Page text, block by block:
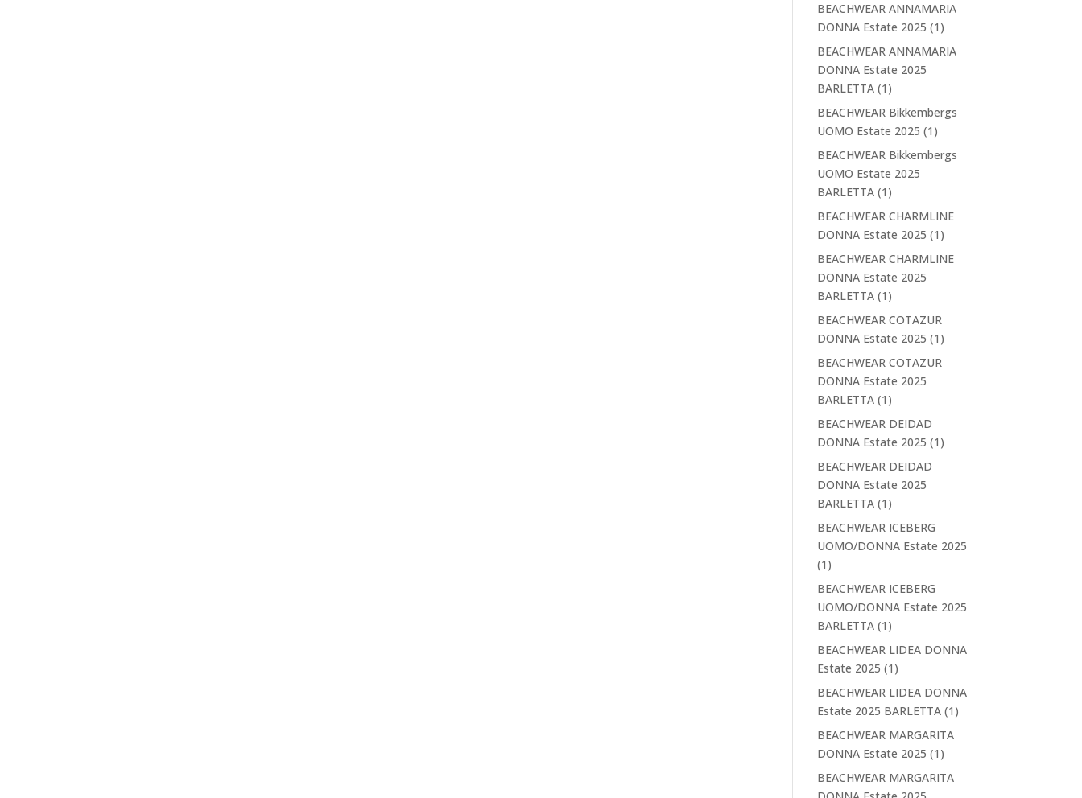
BEACHWEAR ANNAMARIA
DONNA Estate 2025 (1)
BEACHWEAR ANNAMARIA
DONNA Estate 2025
BARLETTA (1)
BEACHWEAR Bikkembergs
UOMO Estate 2025 (1)
BEACHWEAR Bikkembergs
UOMO Estate 2025
BARLETTA (1)
BEACHWEAR CHARMLINE
DONNA Estate 2025 (1)
BEACHWEAR CHARMLINE
DONNA Estate 2025
BARLETTA (1)
BEACHWEAR COTAZUR
DONNA Estate 2025 (1)
BEACHWEAR COTAZUR
DONNA Estate 2025
BARLETTA (1)
BEACHWEAR DEIDAD
DONNA Estate 2025 (1)
BEACHWEAR DEIDAD
DONNA Estate 2025
BARLETTA (1)
BEACHWEAR ICEBERG
UOMO/DONNA Estate 2025
(1)
BEACHWEAR ICEBERG
UOMO/DONNA Estate 2025
BARLETTA (1)
BEACHWEAR LIDEA DONNA
Estate 2025 (1)
BEACHWEAR LIDEA DONNA
Estate 2025 BARLETTA (1)
BEACHWEAR MARGARITA
DONNA Estate 2025 (1)
BEACHWEAR MARGARITA